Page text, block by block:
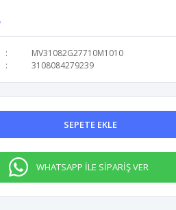
MV31082G27710M1010
3108084279239
SEPETE EKLE
WHATSAPP İLE SİPARİŞ VER